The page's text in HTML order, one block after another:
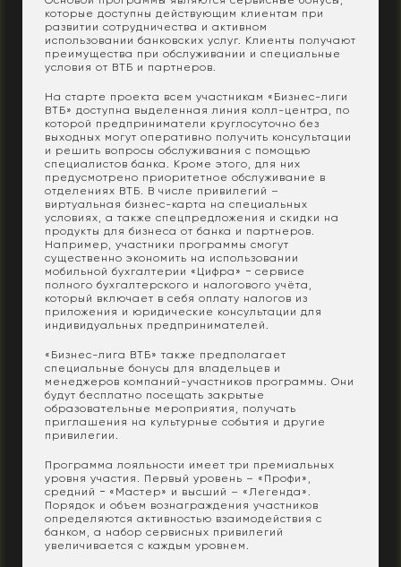
которые доступны действующим клиентам при
развитии сотрудничества и активном
использовании банковских услуг. Клиенты получают
преимущества при обслуживании и специальные
условия от ВТБ и партнеров.
На старте проекта всем участникам «Бизнес-лиги
ВТБ» доступна выделенная линия колл-центра, по
которой предприниматели круглосуточно без
выходных могут оперативно получить консультации
и решить вопросы обслуживания с помощью
специалистов банка. Кроме этого, для них
предусмотрено приоритетное обслуживание в
отделениях ВТБ. В числе привилегий –
виртуальная бизнес-карта на специальных
условиях, а также спецпредложения и скидки на
продукты для бизнеса от банка и партнеров.
Например, участники программы смогут
существенно экономить на использовании
мобильной бухгалтерии «Цифра» − сервисе
полного бухгалтерского и налогового учёта,
который включает в себя оплату налогов из
приложения и юридические консультации для
индивидуальных предпринимателей.
«Бизнес-лига ВТБ» также предполагает
специальные бонусы для владельцев и
менеджеров компаний-участников программы. Они
будут бесплатно посещать закрытые
образовательные мероприятия, получать
приглашения на культурные события и другие
привилегии.
Программа лояльности имеет три премиальных
уровня участия. Первый уровень – «Профи»,
средний − «Мастер» и высший – «Легенда».
Порядок и объем вознаграждения участников
определяются активностью взаимодействия с
банком, а набор сервисных привилегий
увеличивается с каждым уровнем.